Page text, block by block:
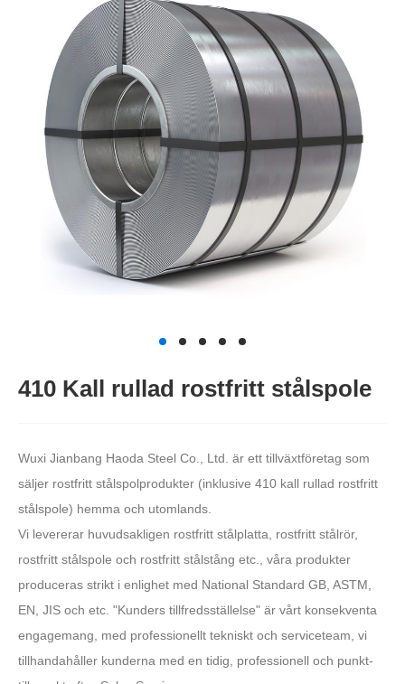
410 Kall rullad rostfritt stålspole
Wuxi Jianbang Haoda Steel Co., Ltd. är ett tillväxtföretag som
säljer rostfritt stålspolprodukter (inklusive 410 kall rullad rostfritt
stålspole) hemma och utomlands.
Vi levererar huvudsakligen rostfritt stålplatta, rostfritt stålrör,
rostfritt stålspole och rostfritt stålstång etc., våra produkter
produceras strikt i enlighet med National Standard GB, ASTM,
EN, JIS och etc. "Kunders tillfredsställelse" är vårt konsekventa
engagemang, med professionellt tekniskt och serviceteam, vi
tillhandahåller kunderna med en tidig, professionell och punkt-